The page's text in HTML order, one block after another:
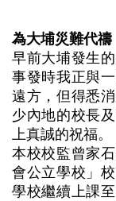
為大埔災難代禱
早前大埔發生
事發時我正與
遠方，但得悉
少內地的校長
上真誠的祝福。
本校校監曾家
會公立學校」
學校繼續上課